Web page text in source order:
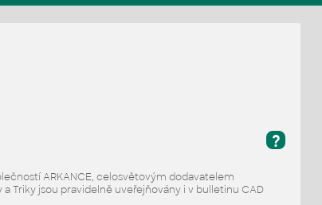
?
ARKANCE, celosvětovým dodavatelem
Triky jsou pravidelně uveřejňovány i v bulletinu CAD